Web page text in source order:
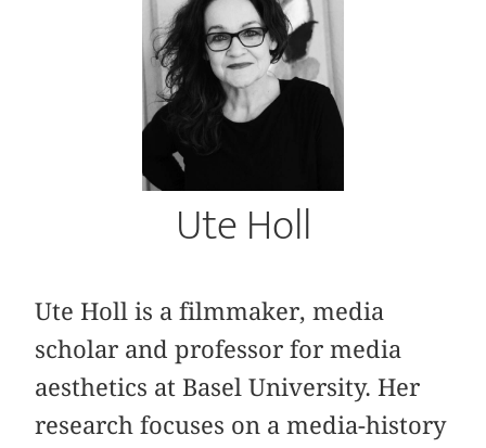
Ute Holl
Ute Holl is a filmmaker, media
scholar and professor for media
aesthetics at Basel University. Her
research focuses on a media-history